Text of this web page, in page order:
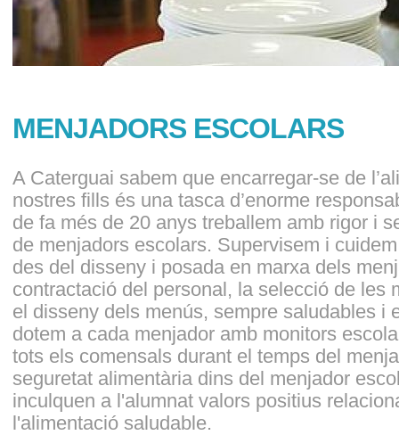
MENJADORS ESCOLARS
A Caterguai sabem que encarregar-se de
nostres fills és una tasca d’enorme
de fa més de 20 anys treballem amb rigor i
de menjadors escolars. Supervisem i
des del disseny i posada en marxa dels
contractació del personal, la selecció de les
el disseny dels menús, sempre saludables i
dotem a cada menjador amb monitors
tots els comensals durant el temps del
seguretat alimentària dins del menjador
inculquen a l'alumnat valors positius
l'alimentació saludable.